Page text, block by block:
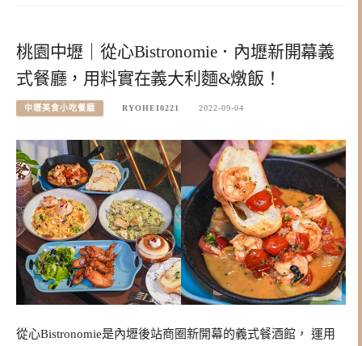
桃園中壢｜從心Bistronomie．內壢新開幕義
式餐廳，用料實在義大利麵&燉飯！
中壢美食小吃餐廳 RYOHEI0221 2022-09-04
從心Bistronomie是內壢後站商圈新開幕的義式餐酒館， 運用